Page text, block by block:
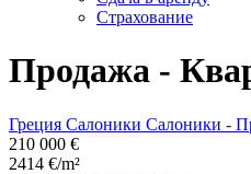
Страхование
Продажа -
Греция Салоники Салоники -
210 000 €
2414 €/m²